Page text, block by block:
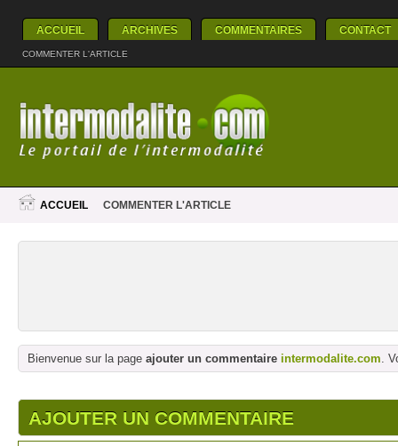
ACCUEIL ARCHIVES COMMENTAIRES CONTACT
COMMENTER L'ARTICLE
ACCUEIL COMMENTER L'ARTICLE
Bienvenue sur la page ajouter un commentaire intermodalite.com.
AJOUTER UN COMMENTAIRE